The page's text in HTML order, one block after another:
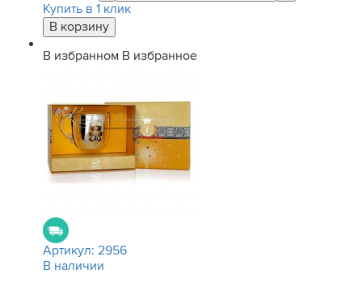
Купить в 1 клик
В избранном В избранное
Артикул: 2956
В наличии